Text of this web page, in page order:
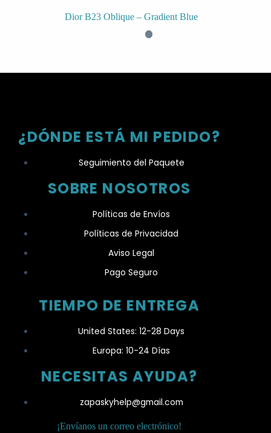
Dior B23 Oblique – Gradient Blue
¿DÓNDE ESTÁ MI PEDIDO?
Seguimiento del Paquete
SOBRE NOSOTROS
Políticas de Envíos
Políticas de Privacidad
Aviso Legal
Pago Seguro
TIEMPO DE ENTREGA
United States: 12-28 Days
Europa: 10-24 Días
NECESITAS AYUDA?
zapaskyhelp@gmail.com​
¡Envíanos un correo electrónico!